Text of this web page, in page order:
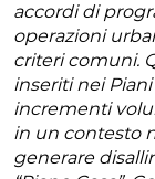
accordi di
operazioni
criteri comuni.
inseriti nei
incrementi
in un contesto
generare